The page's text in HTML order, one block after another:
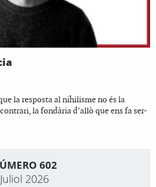
la resposta al nihilisme no és la
la fondària d’allò que ens fa ser-
602
Juliol 2026